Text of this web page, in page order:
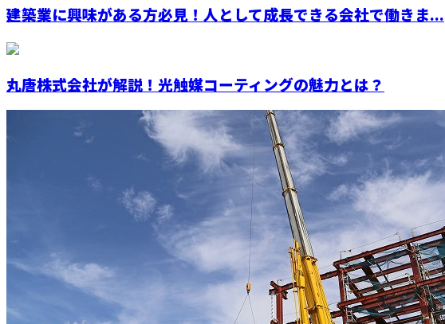
建築業に興味がある方必見！人として成長できる会社で働きま...
丸唐株式会社が解説！光触媒コーティングの魅力とは？